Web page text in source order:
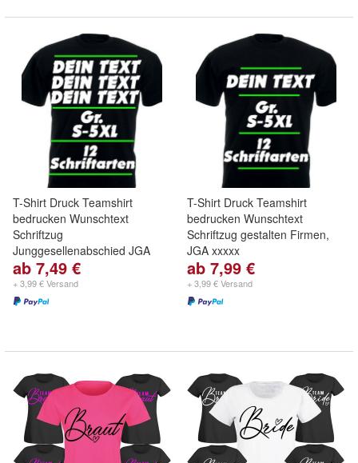
T-Shirt Druck Teamshirt
bedrucken Wunschtext
Schriftzug
Junggesellenabschied JGA
ab 7,49 €
+ 3,99 € Versand
T-Shirt Druck Teamshirt
bedrucken Wunschtext
Schriftzug gestalten Firmen,
JGA xxxxx
ab 7,99 €
+ 3,99 € Versand